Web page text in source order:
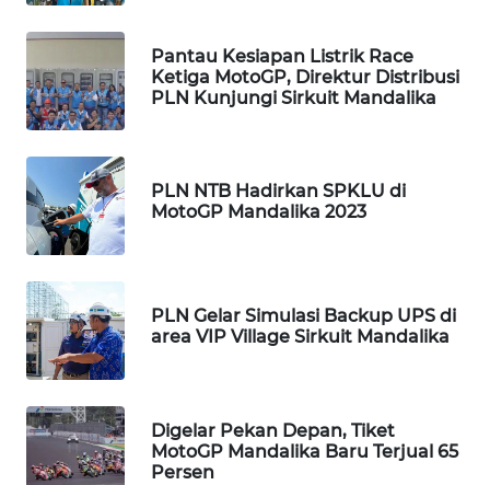
Pantau Kesiapan Listrik Race
Ketiga MotoGP, Direktur Distribusi
PLN Kunjungi Sirkuit Mandalika
PLN NTB Hadirkan SPKLU di
MotoGP Mandalika 2023
PLN Gelar Simulasi Backup UPS di
area VIP Village Sirkuit Mandalika
Digelar Pekan Depan, Tiket
MotoGP Mandalika Baru Terjual 65
Persen
SELEB
WAHANA
PERSONA
OTOMOTIF
WAHANA
HEALTH
WAHANA
DESA
WISATA
LAPAK
WAHANA